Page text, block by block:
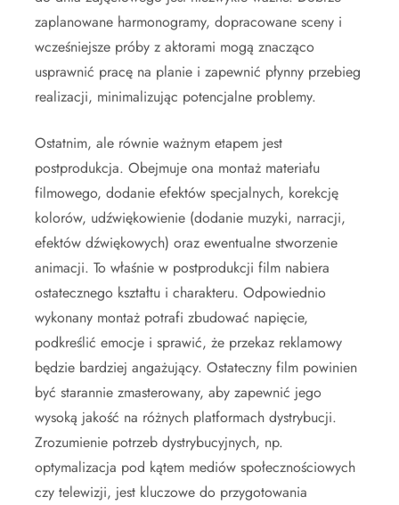
zaplanowane harmonogramy, dopracowane sceny i
wcześniejsze próby z aktorami mogą znacząco
usprawnić pracę na planie i zapewnić płynny przebieg
realizacji, minimalizując potencjalne problemy.
Ostatnim, ale równie ważnym etapem jest
postprodukcja. Obejmuje ona montaż materiału
filmowego, dodanie efektów specjalnych, korekcję
kolorów, udźwiękowienie (dodanie muzyki, narracji,
efektów dźwiękowych) oraz ewentualne stworzenie
animacji. To właśnie w postprodukcji film nabiera
ostatecznego kształtu i charakteru. Odpowiednio
wykonany montaż potrafi zbudować napięcie,
podkreślić emocje i sprawić, że przekaz reklamowy
będzie bardziej angażujący. Ostateczny film powinien
być starannie zmasterowany, aby zapewnić jego
wysoką jakość na różnych platformach dystrybucji.
Zrozumienie potrzeb dystrybucyjnych, np.
optymalizacja pod kątem mediów społecznościowych
czy telewizji, jest kluczowe do przygotowania